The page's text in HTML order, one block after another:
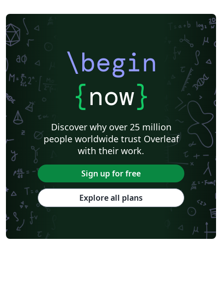
\begin
{now}
Discover why over 25 million
people worldwide trust Overleaf
with their work.
Sign up for free
Explore all plans